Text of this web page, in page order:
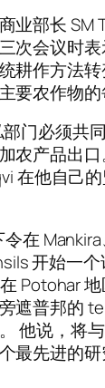
业部长 SM
次会议时
耕作方法
要农作物
部门必须共
农产品出口
在他自己
令在
开始一
Potohar
遮普邦的
他说，将
最先进的